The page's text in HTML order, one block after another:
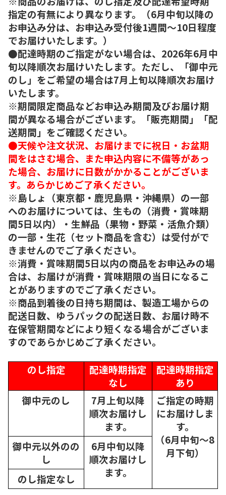
指定の有無により異なります。（6月中旬以降の
お申込み分は、お申込み受付後1週間～10日程度
でお届けいたします。）
●配達時期のご指定がない場合は、2026年6月中
旬以降順次お届けいたします。ただし、「御中元
のし」をご希望の場合は7月上旬以降順次お届け
いたします。
※期間限定商品などお申込み期間及びお届け期
間が異なる場合がございます。「販売期間」「配
送期間」をご確認ください。
●天候や注文状況、お届けまでに祝日・お盆期
間をはさむ場合、また申込内容に不備等があっ
た場合、お届けに日数がかかることがございま
す。あらかじめご了承ください。
※島しょ（東京都・鹿児島県・沖縄県）の一部
へのお届けについては、生もの（消費・賞味期
間5日以内）・生鮮品（果物・野菜・活魚介類）
の一部・生花（セット商品を含む）は受付がで
きませんのでご了承ください。
※消費・賞味期間5日以内の商品をお申込みの場
合は、お届けが消費・賞味期限の当日になるこ
とがありますのでご了承ください。
※商品到着後の日持ち期間は、製造工場からの
配送日数、ゆうパックの配送日数、お届け時不
在保管期間などにより短くなる場合がございま
すのであらかじめご了承ください。
のし指定
配達時期指定
なし
配達時期指定
あり
御中元のし
7月上旬以降
順次お届けし
ます。
ご指定の時期
にお届けしま
す。
（6月中旬～8
月下旬）
御中元以外のの
し
6月中旬以降
順次お届けし
ます。
のし指定なし